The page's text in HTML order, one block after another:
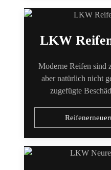
LKW
Moderne Reifen sind
aber natürlich nicht
zugefügte